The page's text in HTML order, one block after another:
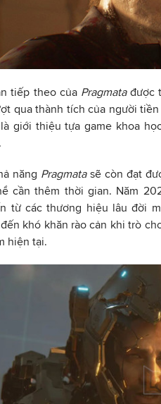
tiếp theo của Pragmatađược
qua thành tích của người
giới thiệu tựa game khoa
năng Pragmatasẽ còn đạt
cần thêm thời gian. Năm
từ các thương hiệu lâu đời
khó khăn rào cản khi trò
hiện tại.